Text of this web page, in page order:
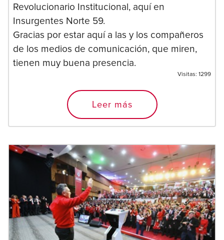
Revolucionario Institucional, aquí en
Insurgentes Norte 59.
Gracias por estar aquí a las y los compañeros
de los medios de comunicación, que miren,
tienen muy buena presencia.
Visitas: 1299
Leer más